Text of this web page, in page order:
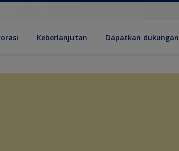
Keberlanjutan Dapatkan dukungan